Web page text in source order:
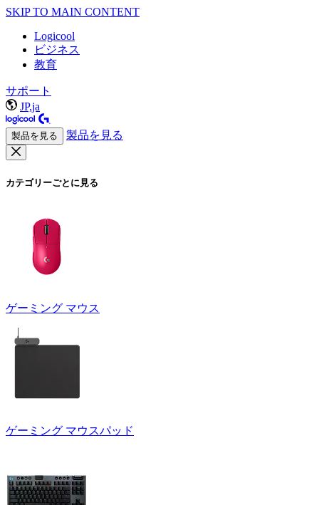
SKIP TO MAIN CONTENT
Logicool
ビジネス
教育
サポート
JP,ja
製品を見る 製品を見る
カテゴリーごとに見る
ゲーミング マウス
ゲーミング マウスパッド